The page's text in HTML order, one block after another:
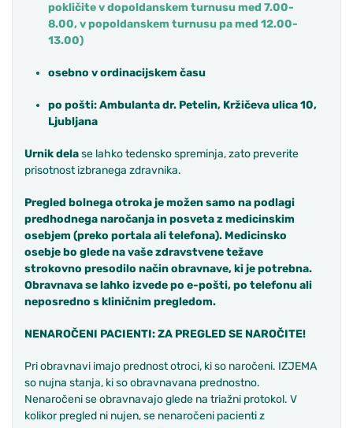
pokličitev dopoldanskem turnusumed 7.00-
8.00, v popoldanskem turnusu pamed 12.00-
13.00)
osebno v ordinacijskem času
po pošti:Ambulanta dr. Petelin, Kržičevaulica 10,
Ljubljana
Urnik delase lahko tedensko spreminja, zato preverite
prisotnost izbranega zdravnika.
Pregled bolnega otroka je možen samo na podlagi
predhodnega naročanja in posveta z medicinskim
osebjem (preko portalaalitelefona). Medicinsko
osebjebo glede na vaše zdravstvene težave
strokovno presodilo način obravnave, ki je potrebna.
Obravnava se lahko izvede po e-pošti, po telefonu ali
neposredno s kliničnim pregledom.
NENAROČENI PACIENTI: ZA PREGLEDSE NAROČITE!
Pri obravnavi imajo prednost otroci, ki so naročeni. IZJEMA
so nujna stanja, ki so obravnavana prednostno.
Nenaročeni se obravnavajo glede na triažni protokol. V
kolikor pregled ni nujen, se nenaročeni pacienti z